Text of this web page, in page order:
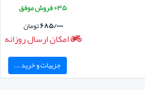
۳۵+ فروش موفق
۶۸۵/۰۰۰تومان
امکان ارسال روزانه
جزییات و خرید ...